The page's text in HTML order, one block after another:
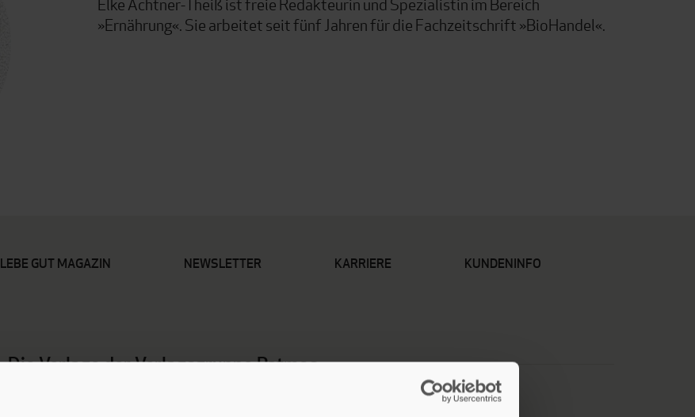
Elke Achtner-Theiß ist freie Redakteurin und Spezialistin im Bereich
»Ernährung«. Sie arbeitet seit fünf Jahren für die Fachzeitschrift »BioHandel«.
LEBE GUT MAGAZIN NEWSLETTER KARRIERE KUNDENINFO
Die Verlage der Verlagsgruppe Patmos